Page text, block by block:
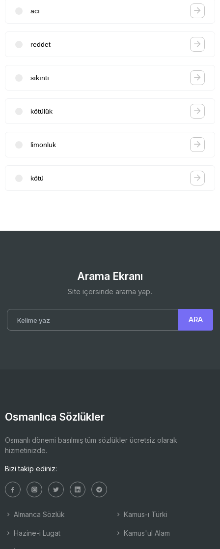
acı
reddet
sıkıntı
kötülük
limonluk
kötü
Arama Ekranı
Site içersinde arama yap.
Osmanlıca Sözlükler
Osmanlı dönemi basılmış tüm sözlükler ücretsiz olarak
hizmetinizde.
Bizi takip ediniz:
Almanca Sözlük
Hazine-i Lugat
Kamus-ı Türki
Kamus'ul Alam